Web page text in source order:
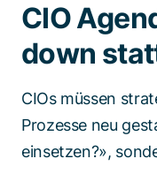
CIO
down
CIOs müssen
Prozesse neu
einsetzen?»,